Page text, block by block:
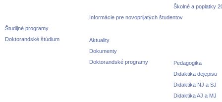
Školné a poplatky
Informácie pre novoprijatých študentov
Študijné programy
Doktorandské štúdium
Aktuality
Dokumenty
Doktorandské programy
Pedagogika
Didaktika dejepisu
Didaktika NJ a SJ
Didaktika AJ a MJ